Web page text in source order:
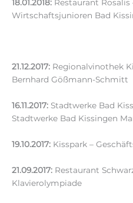
18.01.2018: Restaurant Rosalis
Wirtschaftsjunioren Bad
21.12.2017: Regionalvinothek
Bernhard Gößmann-Schmitt
16.11.2017: Stadtwerke Bad
Stadtwerke Bad Kissingen
19.10.2017: Kisspark –
21.09.2017: Restaurant
Klavierolympiade